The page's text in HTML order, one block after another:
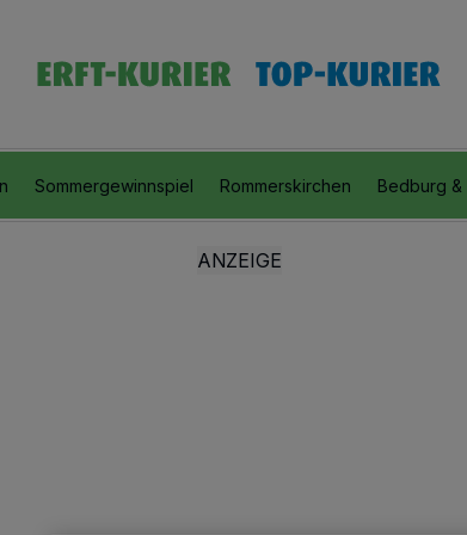
Sommergewinnspiel Rommerskirchen Bedburg &